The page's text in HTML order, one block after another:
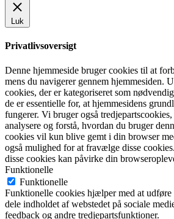
Luk
Privatlivsoversigt
Denne hjemmeside bruger cookies til at
mens du navigerer gennem hjemmesiden.
cookies, der er kategoriseret som
de er essentielle for, at hjemmesidens
fungerer. Vi bruger også
analysere og forstå, hvordan du bruger
cookies vil kun blive gemt i din browser
også mulighed for at fravælge disse
disse cookies kan påvirke din
Funktionelle
Funktionelle
Funktionelle cookies hjælper med at udføre
dele indholdet af webstedet på sociale
feedback og andre tredjepartsfunktioner.